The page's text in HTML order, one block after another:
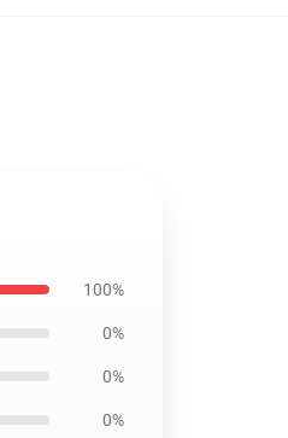
100%
0%
0%
0%